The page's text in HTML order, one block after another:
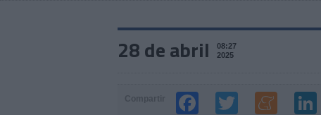
28 de abril
08:27
2025